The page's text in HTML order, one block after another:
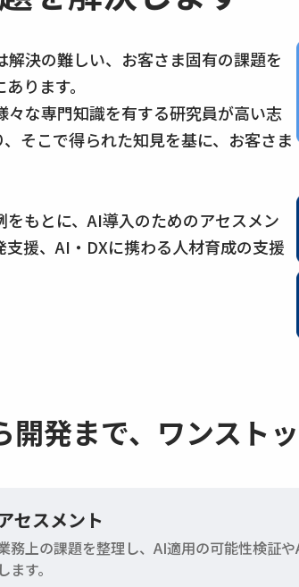
決の難しい、お客さま固有の課題を
ります。
な専門知識を有する研究員が高い志
そこで得られた知見を基に、お客さま
もとに、AI導入のためのアセスメン
援、AI・DXに携わる人材育成の支援
発まで、 ワンスト
セスメント
務上の課題を整理し、AI適用の可能性検証
ます。